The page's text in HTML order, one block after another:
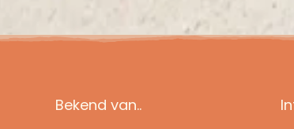
Bekend van..